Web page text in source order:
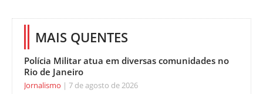
MAIS QUENTES
Polícia Militar atua em diversas comunidades no
Rio de Janeiro
Jornalismo 7 de agosto de 2026